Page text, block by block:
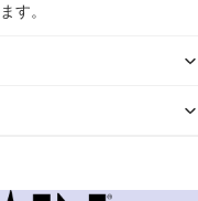
す。